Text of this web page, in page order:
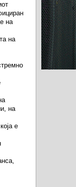
на
на
на
е